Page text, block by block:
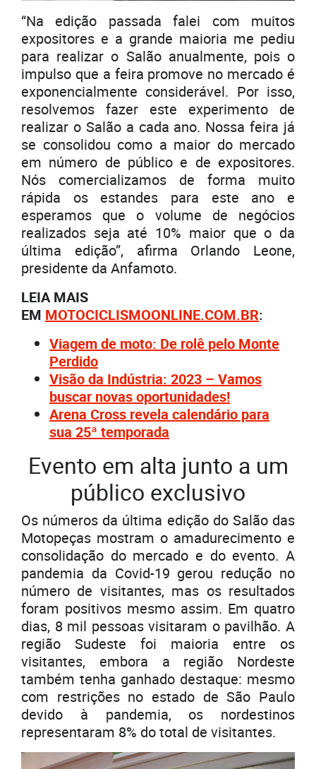
“Na edição passada falei com muitos
expositores e a grande maioria me pediu
para realizar o Salão anualmente, pois o
impulso que a feira promove no mercado é
exponencialmente considerável. Por isso,
resolvemos fazer este experimento de
realizar o Salão a cada ano. Nossa feira já
se consolidou como a maior do mercado
em número de público e de expositores.
Nós comercializamos de forma muito
rápida os estandes para este ano e
esperamos que o volume de negócios
realizados seja até 10% maior que o da
última edição”, afirma Orlando Leone,
presidente da Anfamoto.
LEIA MAIS
EM MOTOCICLISMOONLINE.COM.BR:
Viagem de moto: De rolê pelo Monte
Perdido
Visão da Indústria: 2023 – Vamos
buscar novas oportunidades!
Arena Cross revela calendário para
sua 25ª temporada
Evento em alta junto a um
público exclusivo
Os números da última edição do Salão das
Motopeças mostram o amadurecimento e
consolidação do mercado e do evento. A
pandemia da Covid-19 gerou redução no
número de visitantes, mas os resultados
foram positivos mesmo assim. Em quatro
dias, 8 mil pessoas visitaram o pavilhão. A
região Sudeste foi maioria entre os
visitantes, embora a região Nordeste
também tenha ganhado destaque: mesmo
com restrições no estado de São Paulo
devido à pandemia, os nordestinos
representaram 8% do total de visitantes.